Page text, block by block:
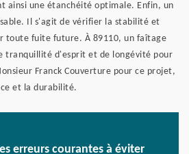
ainsi une étanchéité optimale. Enfin, un
Il s'agit de vérifier la stabilité et
toute fuite future. À 89110, un faîtage
tranquillité d'esprit et de longévité pour
Franck Couverture pour ce projet,
et la durabilité.
erreurs courantes à éviter